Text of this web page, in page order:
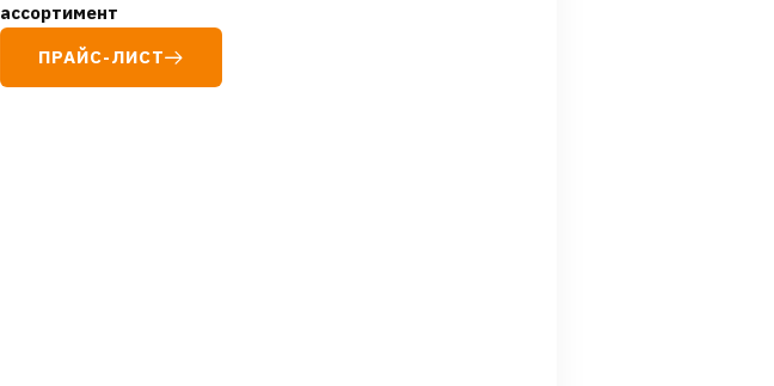
ассортимент
ПРАЙС-ЛИСТ